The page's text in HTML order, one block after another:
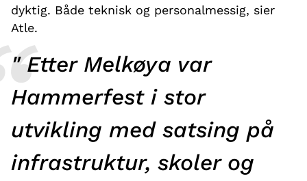
dyktig. Både teknisk og personalmessig, sier
Atle.
" Etter Melkøya var
Hammerfest i stor
utvikling med satsing på
infrastruktur, skoler og